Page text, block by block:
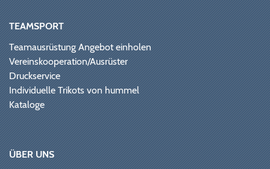
TEAMSPORT
Teamausrüstung Angebot einholen
Vereinskooperation/Ausrüster
Druckservice
Individuelle Trikots von hummel
Kataloge
ÜBER UNS